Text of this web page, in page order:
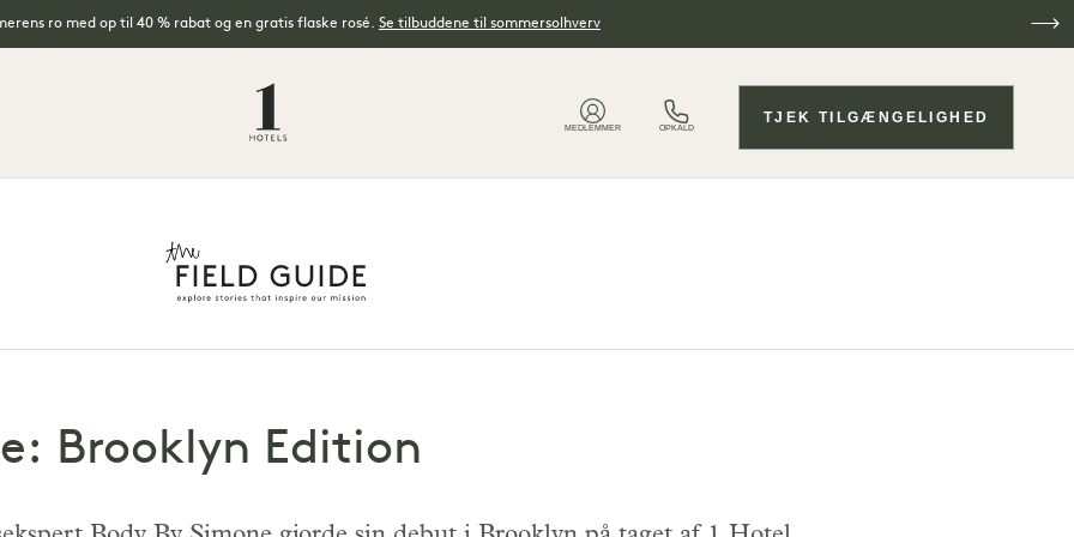
ro med op til 40 % rabat og en gratis flaske rosé. Se tilbuddene til sommersolhverv
MEDLEMMER OPKALD
TJEK TILGÆNGELIGHED
Brooklyn Edition